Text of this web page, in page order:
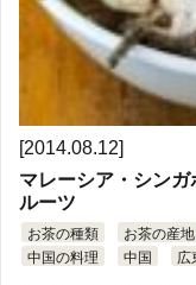
[2014.08.12]
マレーシア・シン
ルーツ
お茶の種類 お茶の産地
中国の料理
中国 広